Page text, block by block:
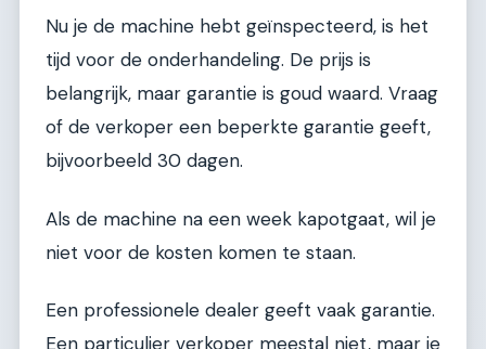
Nu je de machine hebt geïnspecteerd, is het
tijd voor de onderhandeling. De prijs is
belangrijk, maar garantie is goud waard. Vraag
of de verkoper een beperkte garantie geeft,
bijvoorbeeld 30 dagen.
Als de machine na een week kapotgaat, wil je
niet voor de kosten komen te staan.
Een professionele dealer geeft vaak garantie.
Een particulier verkoper meestal niet, maar je